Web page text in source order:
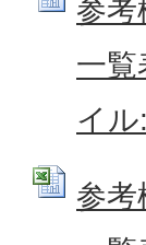
参考
一覧
イ
参考